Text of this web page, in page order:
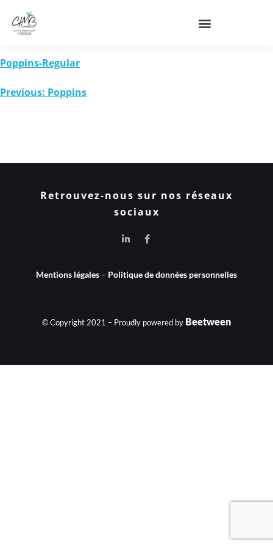
Poppins-Regular
Previous: Poppins
Retrouvez-nous sur nos réseaux
sociaux
Mentions légales – Politique de données personnelles
© Copyright 2021 – Proudly powered by Beetween